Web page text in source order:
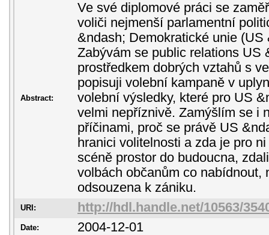
Abstract:
Ve své diplomové práci se
voliči nejmenší parlamentní
&ndash; Demokratické unie (US
Zabývám se public relations US
prostředkem dobrých vztahů s
popisuji volební kampaně v
volební výsledky, které pro US
velmi nepříznivě. Zamýšlím se i
příčinami, proč se právě US
hranici volitelnosti a zda je pro
scéně prostor do budoucna,
volbách občanům co nabídnout,
odsouzena k zániku.
URI: http://hdl.handle.net/10563/
Date: 2004-12-01